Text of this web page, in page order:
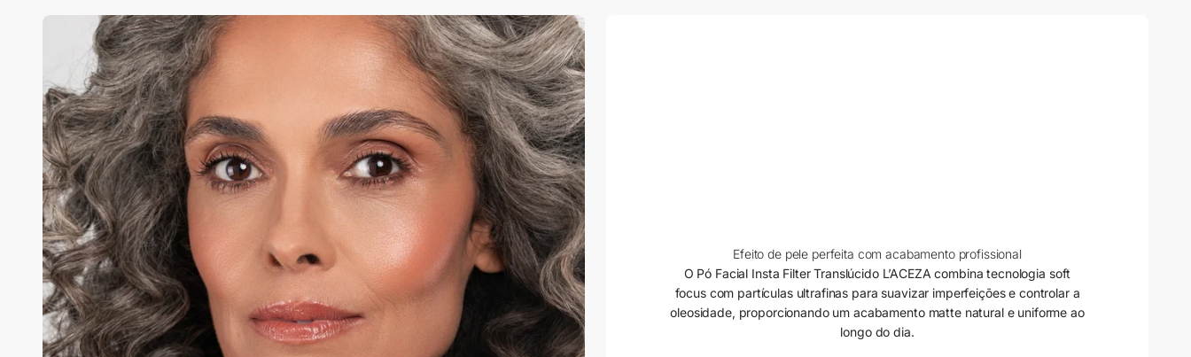
Efeito de pele perfeita com acabamento profissional
O Pó Facial Insta Filter Translúcido L’ACEZA combina tecnologia soft
focus com partículas ultrafinas para suavizar imperfeições e controlar a
oleosidade, proporcionando um acabamento matte natural e uniforme ao
longo do dia.